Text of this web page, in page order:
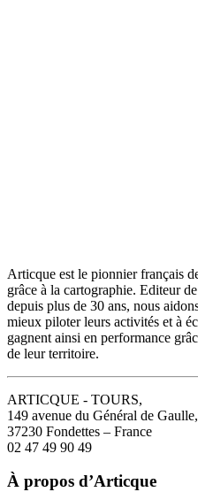
Articque est le pionnier français
grâce à la cartographie. Editeur
depuis plus de 30 ans, nous
mieux piloter leurs activités et à
gagnent ainsi en performance
de leur territoire.
ARTICQUE - TOURS,
149 avenue du Général de Gaulle,
37230 Fondettes – France
02 47 49 90 49
À propos d’Articque